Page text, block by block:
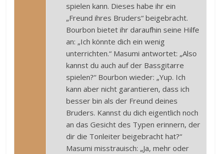
spielen kann. Dieses habe ihr ein
„Freund ihres Bruders“ beigebracht.
Bourbon bietet ihr daraufhin seine Hilfe
an: „Ich könnte dich ein wenig
unterrichten.“ Masumi antwortet: „Also
kannst du auch auf der Bassgitarre
spielen?“ Bourbon wieder: „Yup. Ich
kann aber nicht garantieren, dass ich
besser bin als der Freund deines
Bruders. Kannst du dich eigentlich noch
an das Gesicht des Typen erinnern, der
dir die Tonleiter beigebracht hat?“
Masumi misstrauisch: „Ja, mehr oder